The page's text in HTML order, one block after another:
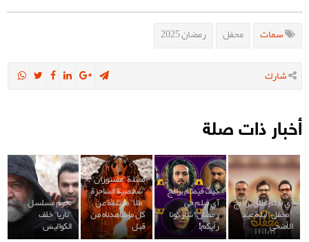
سمات محفل رمضان 2025
شارك
أخبار ذات صلة
آي فيلم تطلق برنامج
"محفل" ليلة عيد
الأضحى
كيف قيّمتم برامج
آي فيلم في
رمضان؟ شاركونا
رأيكم!
ممثلة "مستوران":
"شخصية الساحرة
"طلا" مختلفة عن
كل ما شاهدناه من
قبل
نجوم مسلسل
"ناريا" خلف
الكواليس